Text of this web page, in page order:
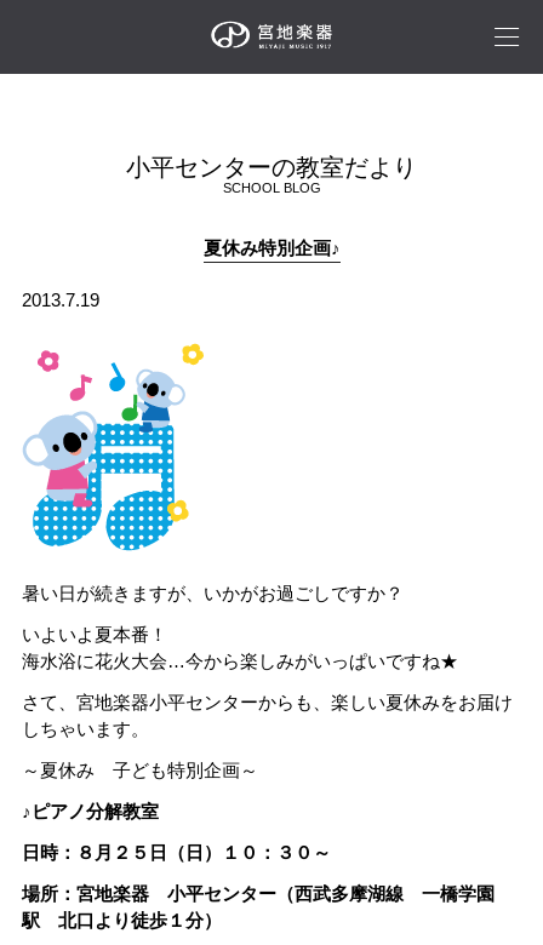
小平センターの教室だより
SCHOOL BLOG
夏休み特別企画♪
2013.7.19
暑い日が続きますが、いかがお過ごしですか？
いよいよ夏本番！
海水浴に花火大会…今から楽しみがいっぱいですね★
さて、宮地楽器小平センターからも、楽しい夏休みをお届け
しちゃいます。
～夏休み 子ども特別企画～
♪ピアノ分解教室
日時：８月２５日（日）１０：３０～
場所：宮地楽器 小平センター（西武多摩湖線 一橋学園
駅 北口より徒歩１分）